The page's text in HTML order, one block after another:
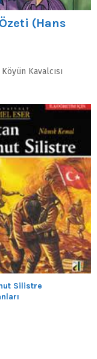
(Hans
Kavalcısı
Silistre